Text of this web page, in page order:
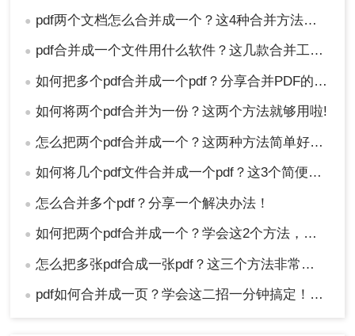
时合并需求。
且无法对合并后的文件进行高级编辑。
推荐工具： Windows 10及以上版本的“Microsoft
Print to PDF”功能
1、在文件资源管理器中选中所有要合并的PDF文
件。
2、右键点击选择“打印”。
● pdf两个文档怎么合并成一个？这4种合并方法快来看看！
● pdf合并成一个文件用什么软件？这几款合并工具快来看看！
● 如何把多个pdf合并成一个pdf？分享合并PDF的三个方法！
● 如何将两个pdf合并为一份？这两个方法就够用啦!
● 怎么把两个pdf合并成一个？这两种方法简单好用！
● 如何将几个pdf文件合并成一个pdf？这3个简便的方法，快速合并多个pdf文件！
● 怎么合并多个pdf？分享一个解决办法！
● 如何把两个pdf合并成一个？学会这2个方法，一分钟就能搞定，太好用了！
● 怎么把多张pdf合成一张pdf？这三个方法非常简单！请低调使用
● pdf如何合并成一页？学会这二招一分钟搞定！太方便了